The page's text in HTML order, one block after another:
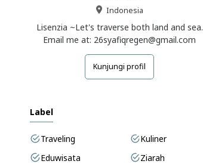
Indonesia
Lisenzia ~Let's traverse both land and sea.
Email me at: 26syafiqregen@gmail.com
Kunjungi profil
Label
Traveling
Kuliner
Eduwisata
Ziarah